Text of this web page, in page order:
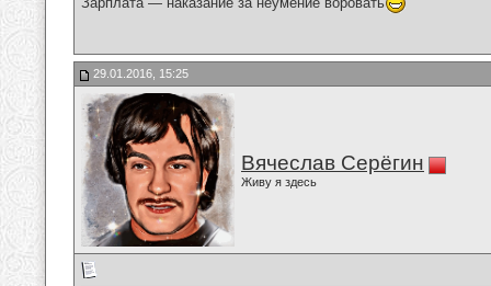
29.01.2016, 15:25
Вячеслав Серёгин
Живу я здесь